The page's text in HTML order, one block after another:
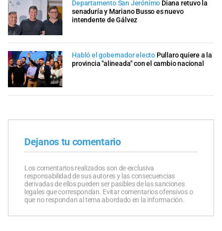
Departamento San Jerónimo Diana retuvo la
senaduría y Mariano Busso es nuevo
intendente de Gálvez
Habló el gobernador electo Pullaro quiere a la
provincia "alineada" con el cambio nacional
Dejanos tu comentario
Los comentarios realizados son de exclusiva
responsabilidad de sus autores y las consecuencias
derivadas de ellos pueden ser pasibles de las sanciones
legales que correspondan. Evitar comentarios ofensivos o
que no respondan al tema abordado en la información.